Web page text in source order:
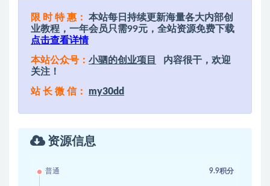
限 时 特 惠：
本站每日持续更新海量各大内部创
业教程，一年会员只需99元，全站资源免费下载
点击查看详情
本站公众号： 小驷的创业项目
内容很干，欢迎
关注！
站 长 微 信： my30dd
资源信息
普通 9.9积分